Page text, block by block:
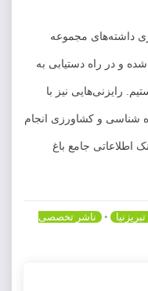
داشته‌های مجموعه
و در راه دستیابی به
رایزنی‌هایی نیز با
شناسی و کشاورزی انجام
اطلاعاتی جامع باغ
•
ناشر تخصصی